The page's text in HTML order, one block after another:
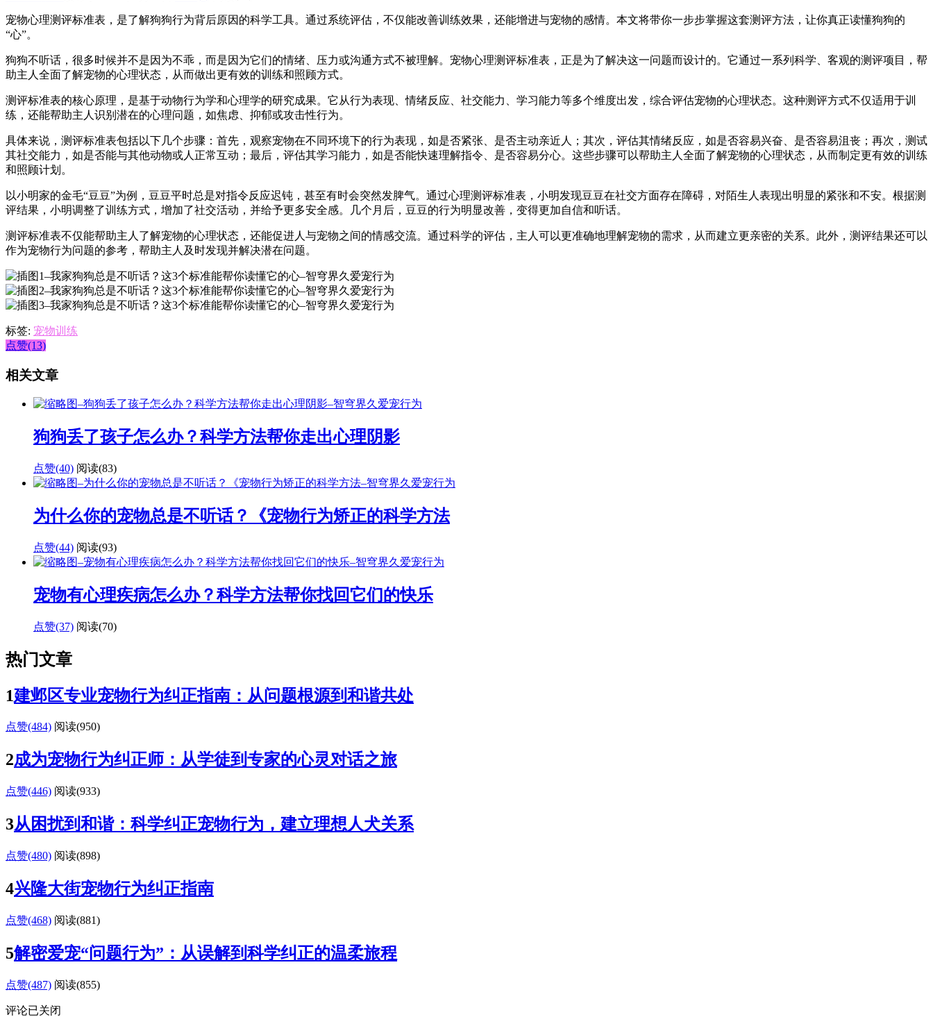
宠物心理测评标准表，是了解狗狗行为背后原因的科学工具。通过系统评估，不仅能改善训练效果，还能增进与宠物的感情。本文将带你一步步掌握这套测评方法，让你真正读懂狗狗的
“心”。
狗狗不听话，很多时候并不是因为不乖，而是因为它们的情绪、压力或沟通方式不被理解。宠物心理测评标准表，正是为了解决这一问题而设计的。它通过一系列科学、客观的测评项目，帮
助主人全面了解宠物的心理状态，从而做出更有效的训练和照顾方式。
测评标准表的核心原理，是基于动物行为学和心理学的研究成果。它从行为表现、情绪反应、社交能力、学习能力等多个维度出发，综合评估宠物的心理状态。这种测评方式不仅适用于训
练，还能帮助主人识别潜在的心理问题，如焦虑、抑郁或攻击性行为。
具体来说，测评标准表包括以下几个步骤：首先，观察宠物在不同环境下的行为表现，如是否紧张、是否主动亲近人；其次，评估其情绪反应，如是否容易兴奋、是否容易沮丧；再次，测试
其社交能力，如是否能与其他动物或人正常互动；最后，评估其学习能力，如是否能快速理解指令、是否容易分心。这些步骤可以帮助主人全面了解宠物的心理状态，从而制定更有效的训练
和照顾计划。
以小明家的金毛“豆豆”为例，豆豆平时总是对指令反应迟钝，甚至有时会突然发脾气。通过心理测评标准表，小明发现豆豆在社交方面存在障碍，对陌生人表现出明显的紧张和不安。根据测
评结果，小明调整了训练方式，增加了社交活动，并给予更多安全感。几个月后，豆豆的行为明显改善，变得更加自信和听话。
测评标准表不仅能帮助主人了解宠物的心理状态，还能促进人与宠物之间的情感交流。通过科学的评估，主人可以更准确地理解宠物的需求，从而建立更亲密的关系。此外，测评结果还可以
作为宠物行为问题的参考，帮助主人及时发现并解决潜在问题。
标签: 宠物训练
点赞(13)
相关文章
狗狗丢了孩子怎么办？科学方法帮你走出心理阴影
点赞(40) 阅读(83)
为什么你的宠物总是不听话？《宠物行为矫正的科学方法
点赞(44) 阅读(93)
宠物有心理疾病怎么办？科学方法帮你找回它们的快乐
点赞(37) 阅读(70)
热门文章
1建邺区专业宠物行为纠正指南：从问题根源到和谐共处
点赞(484) 阅读(950)
2成为宠物行为纠正师：从学徒到专家的心灵对话之旅
点赞(446) 阅读(933)
3从困扰到和谐：科学纠正宠物行为，建立理想人犬关系
点赞(480) 阅读(898)
4兴隆大街宠物行为纠正指南
点赞(468) 阅读(881)
5解密爱宠“问题行为”：从误解到科学纠正的温柔旅程
点赞(487) 阅读(855)
评论已关闭